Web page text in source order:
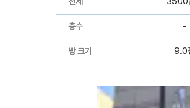
층수 -
방 크기 9.0